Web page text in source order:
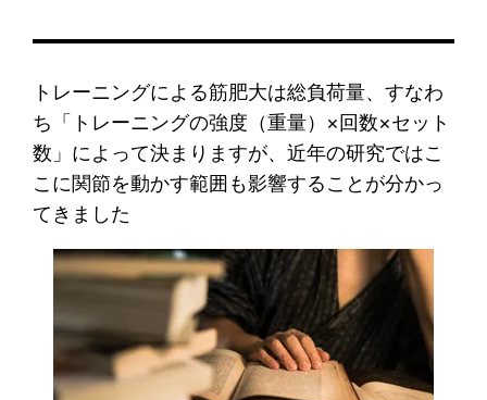
トレーニングによる筋肥大は総負荷量、すなわ
ち「トレーニングの強度（重量）×回数×セット
数」によって決まりますが、近年の研究ではこ
こに関節を動かす範囲も影響することが分かっ
てきました